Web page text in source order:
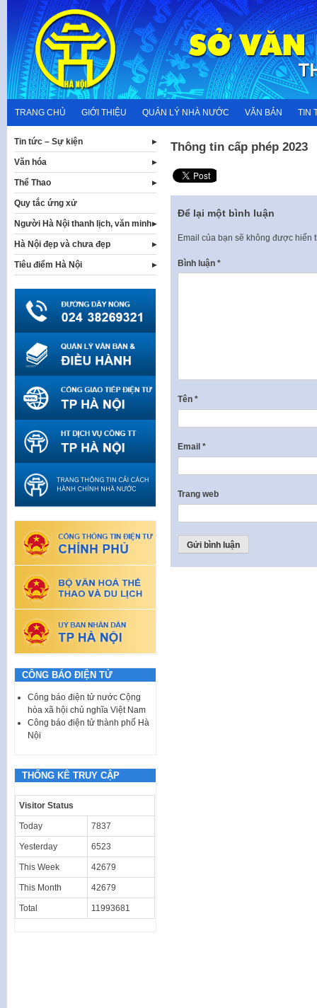
content
TRANG CHỦ GIỚI THIỆU QUẢN LÝ NHÀ NƯỚC VĂN BẢN TIN
Thông tin cấp phép 2023
Để lại một bình luận
Email của bạn sẽ không được hiển
Bình luận *
Tên *
Email *
Trang web
Tin tức – Sự kiện
Văn hóa
Thể Thao
Quy tắc ứng xử
Người Hà Nội thanh lịch, văn minh
Hà Nội đẹp và chưa đẹp
Tiêu điểm Hà Nội
CÔNG BÁO ĐIỆN TỬ
Công báo điện tử nước Cộng
hòa xã hội chủ nghĩa Việt Nam
Công báo điện tử thành phố Hà
Nội
THỐNG KÊ TRUY CẬP
Visitor Status
Today 7837
Yesterday 6523
This Week 42679
This Month 42679
Total 11993681